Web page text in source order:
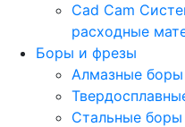
Cad Cam
расходные
Боры и фрезы
Алмазные боры
Стальные боры